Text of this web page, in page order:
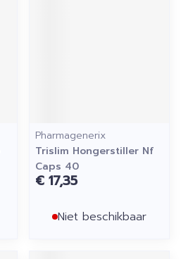
Pharmagenerix
Trislim Hongerstiller Nf
Caps 40
€ 17,35
Niet beschikbaar